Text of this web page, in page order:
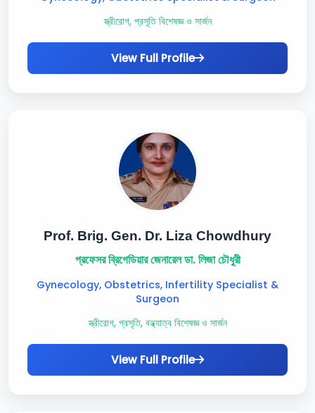
স্ত্রীরোগ, প্রসূতি বিশেষজ্ঞ ও সার্জন
View Full Profile
Prof. Brig. Gen. Dr. Liza Chowdhury
প্রফেসর ব্রিগেডিয়ার জেনারেল ডা. লিজা চৌধুরী
Gynecology, Obstetrics, Infertility Specialist &
Surgeon
স্ত্রীরোগ, প্রসূতি, বন্ধ্যাত্ব বিশেষজ্ঞ ও সার্জন
View Full Profile